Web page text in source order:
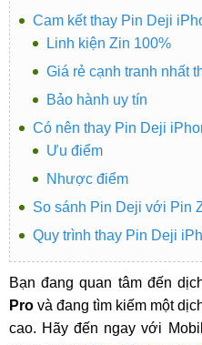
Cam kết thay Pin Deji
Linh kiện Zin 100%
Giá rẻ cạnh tranh nhất
Bảo hành uy tín
Có nên thay Pin Deji
Ưu điểm
Nhược điểm
So sánh Pin Deji với Pin
Quy trình thay Pin Deji
Bạn đang quan tâm đến
Pro và đang tìm kiếm một
cao. Hãy đến ngay với